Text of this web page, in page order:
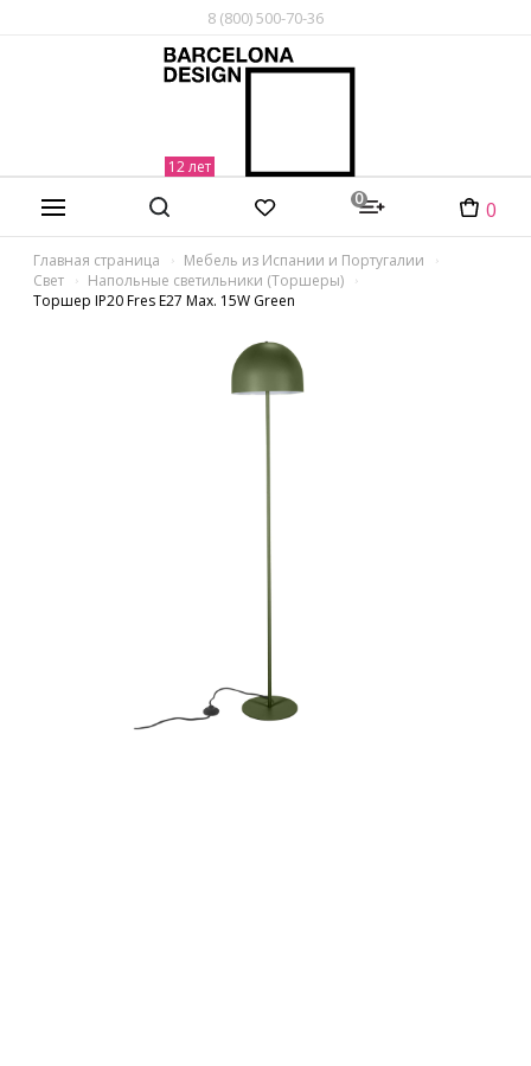
8 (800) 500-70-36
0 0
Главная страница
Мебель из Испании и Португалии
Свет
Напольные светильники (Торшеры)
Торшер IP20 Fres E27 Max. 15W Green